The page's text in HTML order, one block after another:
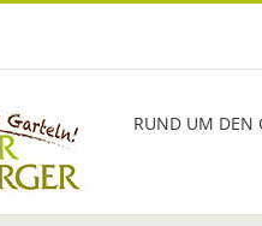
RUND UM DEN